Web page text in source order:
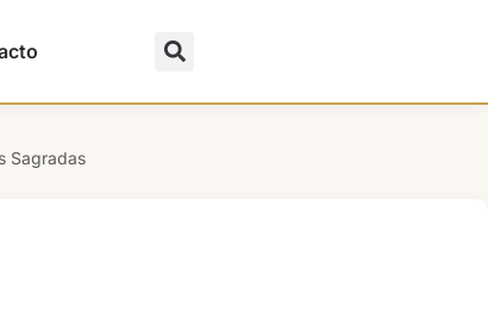
Sagradas